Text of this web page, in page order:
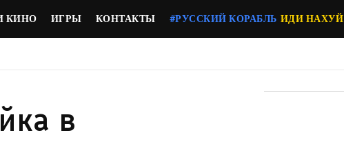
КИНО ИГРЫ КОНТАКТЫ #РУССКИЙ КОРАБЛЬ ИДИ НАХУЙ
в